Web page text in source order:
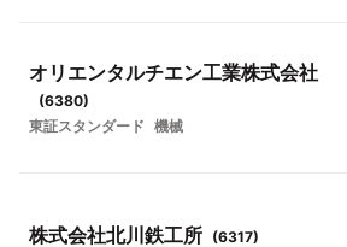
オリエンタルチエン工業株式会社
(6380)
東証スタンダード 機械
株式会社北川鉄工所 (6317)